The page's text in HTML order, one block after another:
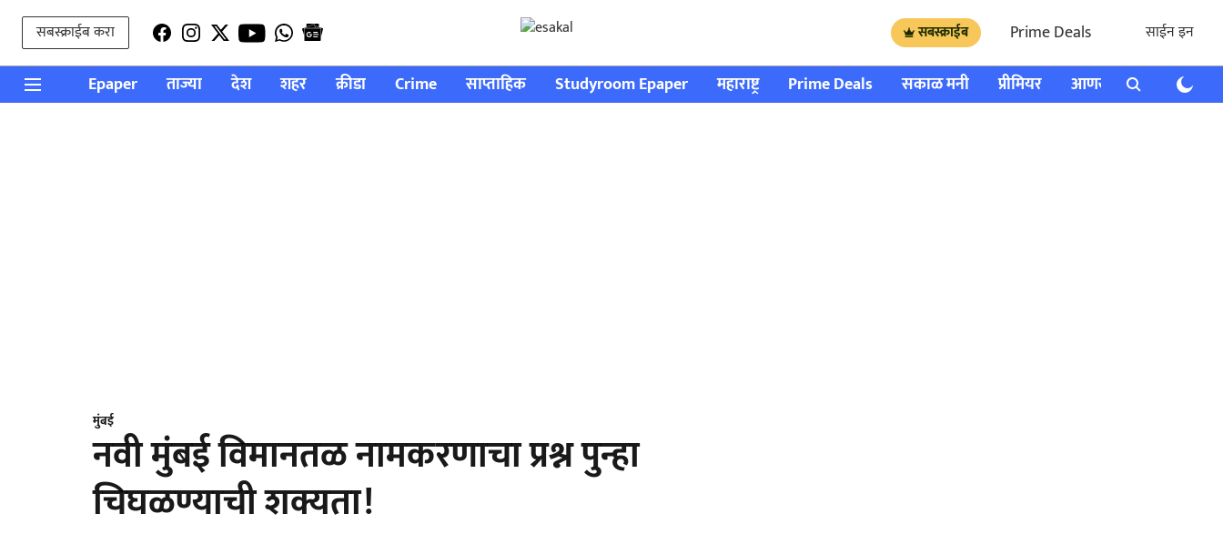
सबस्क्राईब करा सबस्क्राईब Prime Deals साईन इन
Epaper ताज्या देश शहर क्रीडा Crime साप्ताहिक Studyroom Epaper महाराष्ट्र Prime Deals सकाळ मनी प्रीमियर आणखी राशी भविष्य
मुंबई
नवी मुंबई विमानतळ नामकरणाचा प्रश्न पुन्हा
चिघळण्याची शक्यता!